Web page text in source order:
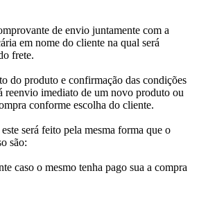
de envio juntamente com a
em nome do cliente na qual será
frete.
do produto e confirmação das condições
reenvio imediato de um novo produto ou
conforme escolha do cliente.
será feito pela mesma forma que o
são:
caso o mesmo tenha pago sua a compra